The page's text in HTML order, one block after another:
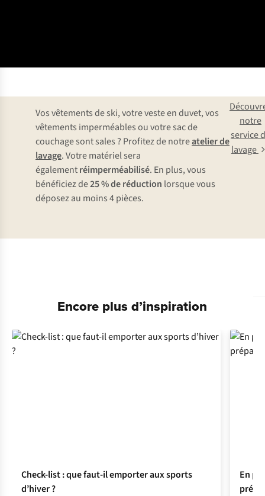
Vos vêtements de ski, votre veste en duvet, vos
vêtements imperméables ou votre sac de
couchage sont sales ? Profitez de notreatelier de
lavage. Votre matériel sera
égalementréimperméabilisé. En plus, vous
bénéficiez de25 % de réduction lorsque vous
déposez au moins 4 pièces.
notre
service
lavage
Encore plus d’inspiration
Check-list : que faut-il emporter aux sports
d’hiver ?
En